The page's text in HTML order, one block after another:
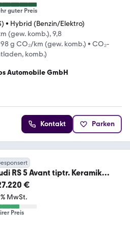
guter Preis
• Hybrid (Benzin/Elektro)
(gew. komb.), 9,8
98 g CO₂/km (gew. komb.) • CO₂-
komb.)
Automobile GmbH
Kontakt Parken
RS 5 Avant tiptr. Keramik
PANO HUD AHK
€
MwSt.
Preis